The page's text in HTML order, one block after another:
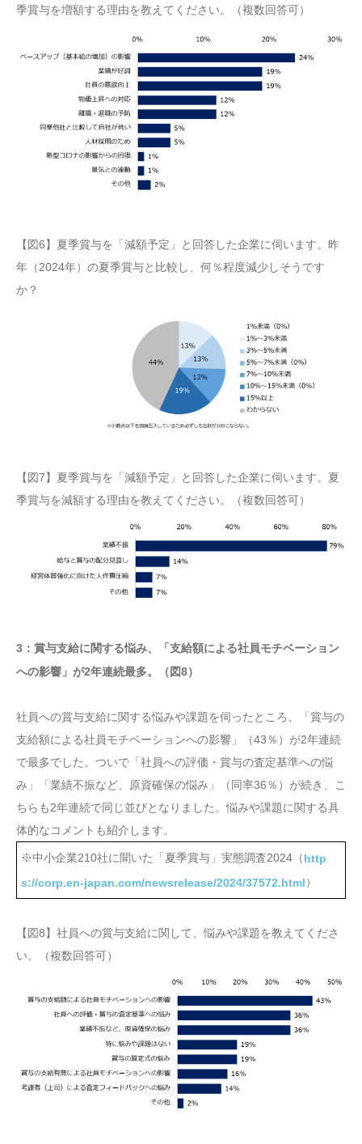
季賞与を増額する理由を教えてください。（複数回答可）
【図6】夏季賞与を「減額予定」と回答した企業に伺います。昨
年（2024年）の夏季賞与と比較し、何％程度減少しそうです
か？
【図7】夏季賞与を「減額予定」と回答した企業に伺います。夏
季賞与を減額する理由を教えてください。（複数回答可）
3：賞与支給に関する悩み、「支給額による社員モチベーション
への影響」が2年連続最多。（図8）
社員への賞与支給に関する悩みや課題を伺ったところ、「賞与の
支給額による社員モチベーションへの影響」（43％）が2年連続
で最多でした。ついで「社員への評価・賞与の査定基準への悩
み」「業績不振など、原資確保の悩み」（同率36％）が続き、こ
ちらも2年連続で同じ並びとなりました。悩みや課題に関する具
体的なコメントも紹介します。
※中小企業210社に聞いた「夏季賞与」実態調査2024（http
s://corp.en-japan.com/newsrelease/2024/37572.html）
【図8】社員への賞与支給に関して、悩みや課題を教えてくださ
い。（複数回答可）